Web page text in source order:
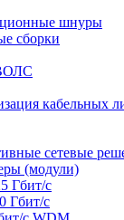
шнуры
сборки
кабельных
сетевые
(модули)
Гбит/c
Гбит/c